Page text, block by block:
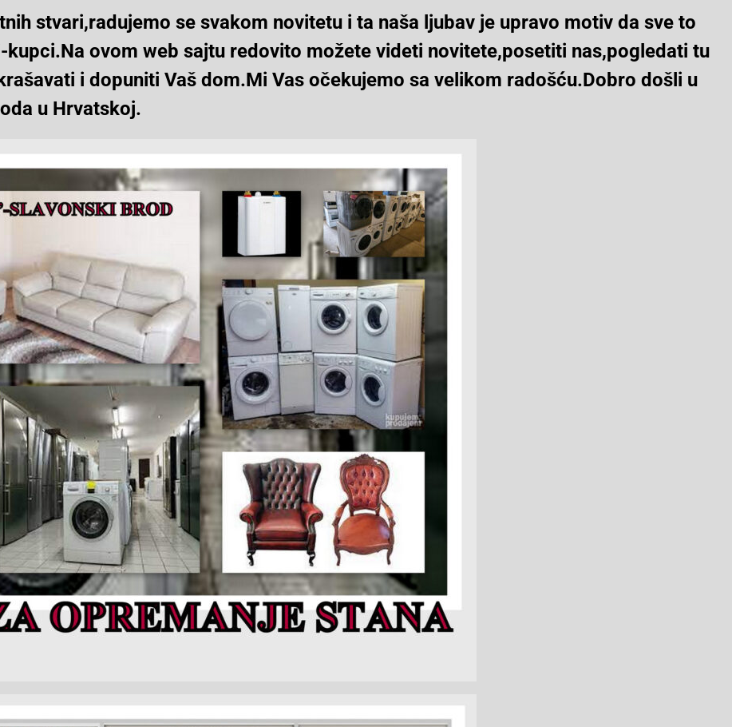
stvari,radujemo se svakom novitetu i ta naša ljubav je upravo motiv da sve to
ovom web sajtu redovito možete videti novitete,posetiti nas,pogledati tu
i dopuniti Vaš dom.Mi Vas očekujemo sa velikom radošću.Dobro došli u
u Hrvatskoj.